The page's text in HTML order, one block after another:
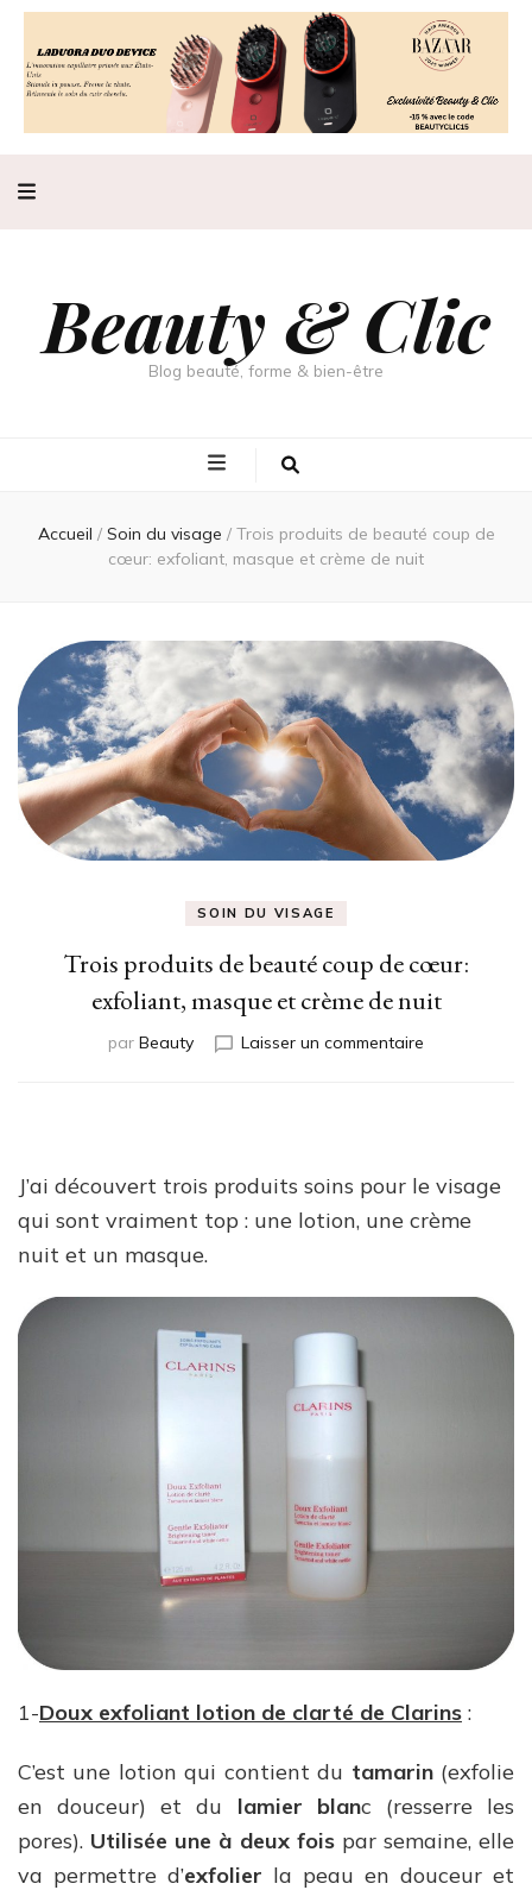
Beauty & Clic
Blog beauté, forme & bien-être
Accueil / Soin du visage / Trois produits de beauté coup de
cœur: exfoliant, masque et crème de nuit
SOIN DU VISAGE
Trois produits de beauté coup de cœur:
exfoliant, masque et crème de nuit
par Beauty Laisser un commentaire
de
cœur:
J’ai découvert trois produits soins pour le visage
qui sont vraiment top : une lotion, une crème
nuit et un masque.
1-Doux exfoliant lotion de clarté de Clarins :
C’est une lotion qui contient du tamarin(exfolie
en douceur) et du lamier blanc (resserre les
pores). Utilisée une à deux foispar semaine, elle
va permettre d’exfolier la peau en douceur et